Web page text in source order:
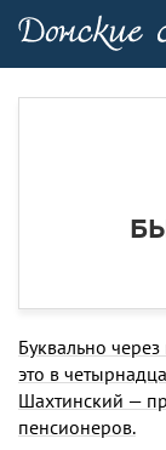
Буквально
это в
Шахтинский —
пенсионеров.